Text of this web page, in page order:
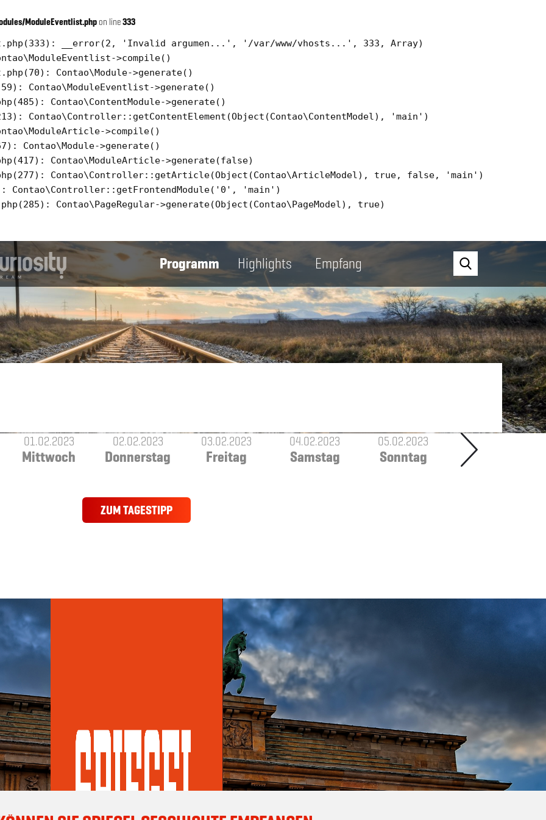
ModuleEventlist.php on line333
__error(2, 'Invalid argumen...', '/var/www/vhosts...', 333, Array)
>compile()
Contao\Module->generate()
Contao\ModuleEventlist->generate()
Contao\ContentModule->generate()
Contao\Controller::getContentElement(Object(Contao\ContentModel), 'main')
>compile()
Contao\Module->generate()
Contao\ModuleArticle->generate(false)
Contao\Controller::getArticle(Object(Contao\ArticleModel), true, false, 'main')
Contao\Controller::getFrontendModule('0', 'main')
Contao\PageRegular->generate(Object(Contao\PageModel), true)
Programm Highlights Empfang
01.02.2023
Mittwoch
02.02.2023
Donnerstag
03.02.2023
Freitag
04.02.2023
Samstag
05.02.2023
Sonntag
ZUM TAGESTIPP